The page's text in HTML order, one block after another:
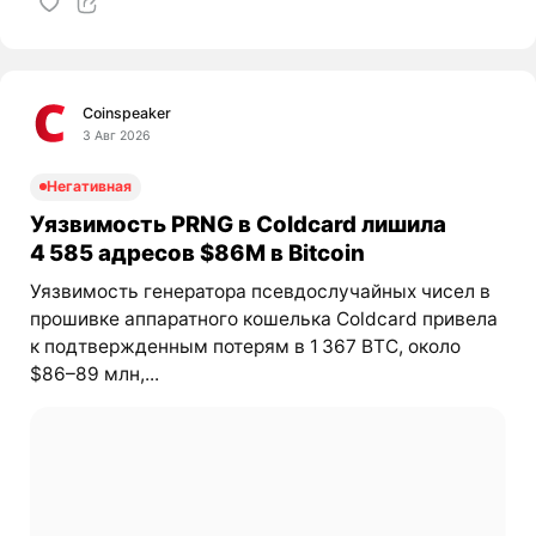
Coinspeaker
3 Авг 2026
Негативная
Уязвимость PRNG в Coldcard лишила
4 585 адресов $86M в Bitcoin
Уязвимость генератора псевдослучайных чисел в
прошивке аппаратного кошелька Coldcard привела
к подтвержденным потерям в 1 367 BTC, около
$86–89 млн,...